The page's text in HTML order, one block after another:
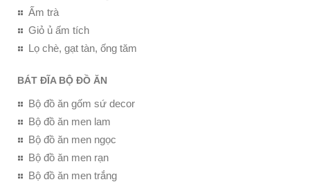
Ấm trà
Giỏ ủ ấm tích
Lọ chè, gạt tàn, ống tăm
BÁT ĐĨA BỘ ĐỒ ĂN
Bộ đồ ăn gốm sứ decor
Bộ đồ ăn men lam
Bộ đồ ăn men ngọc
Bộ đồ ăn men rạn
Bộ đồ ăn men trắng